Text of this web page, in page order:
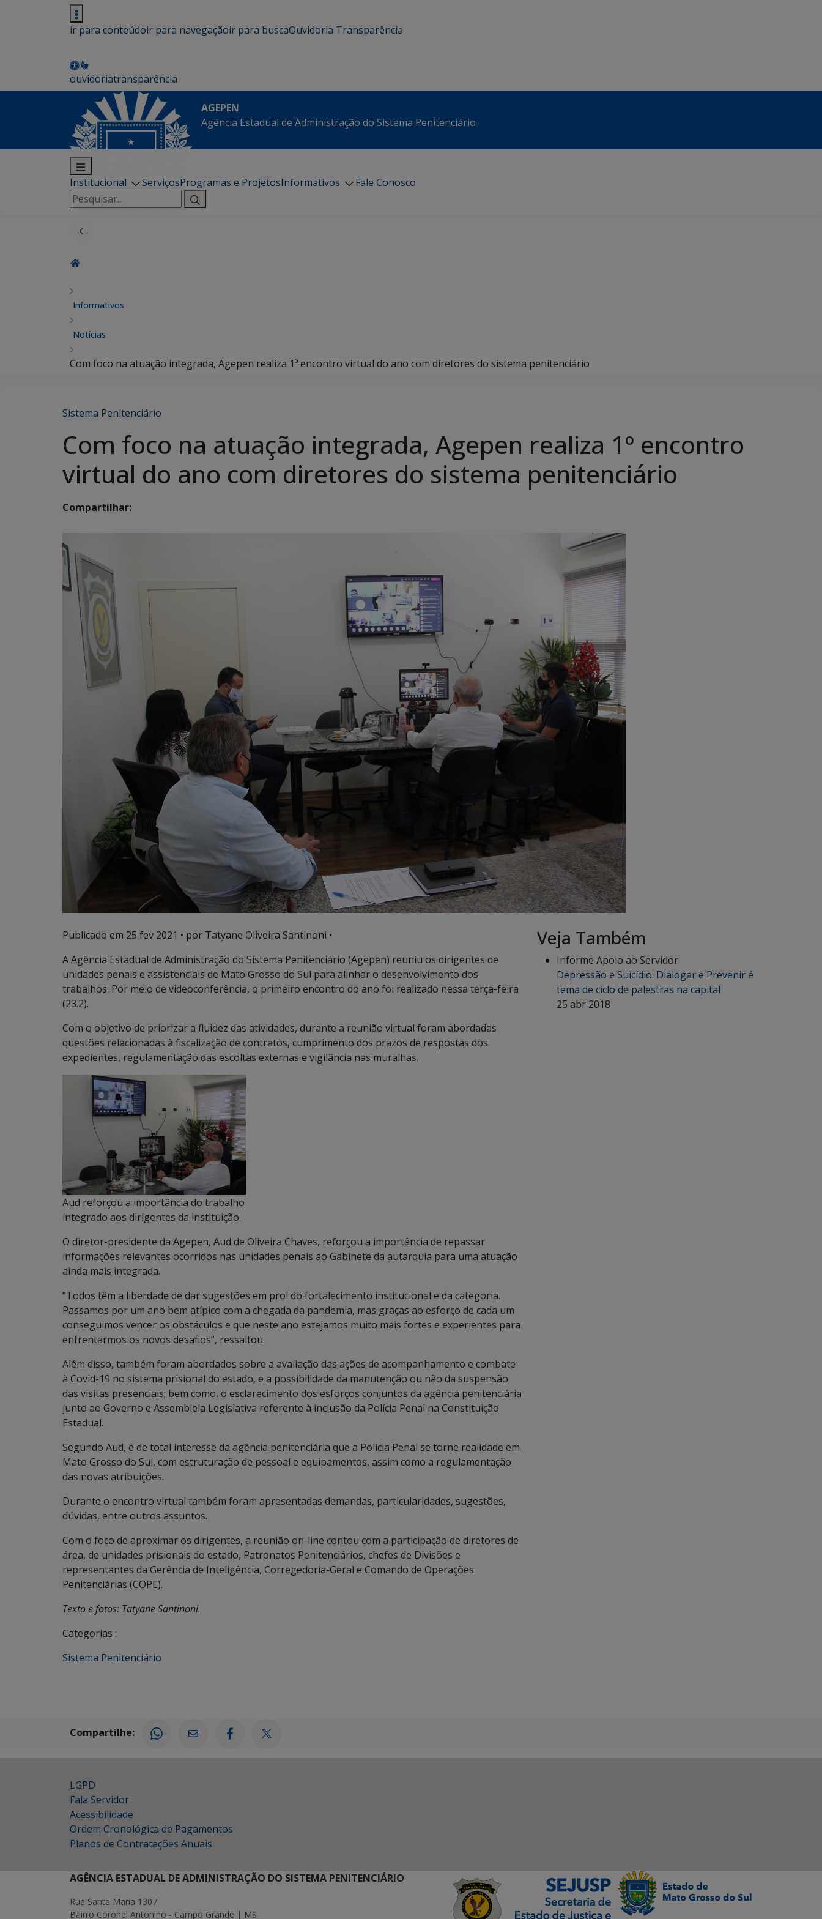
ir para conteúdoir para navegaçãoir para buscaOuvidoria Transparência
ouvidoriatransparência
AGEPEN
Agência Estadual de Administração do Sistema Penitenciário
Institucional ServiçosProgramas e ProjetosInformativos
Fale Conosco
Pesquisar
por:
Informativos
Notícias
Com foco na atuação integrada, Agepen realiza 1º encontro virtual do ano com diretores do sistema penitenciário
Sistema Penitenciário
Com foco na atuação integrada, Agepen realiza 1º encontro
virtual do ano com diretores do sistema penitenciário
Compartilhar:
Publicado em 25 fev 2021 • por Tatyane Oliveira Santinoni •
A Agência Estadual de Administração do Sistema Penitenciário (Agepen) reuniu os dirigentes de
unidades penais e assistenciais de Mato Grosso do Sul para alinhar o desenvolvimento dos
trabalhos. Por meio de videoconferência, o primeiro encontro do ano foi realizado nessa terça-feira
(23.2).
Com o objetivo de priorizar a fluidez das atividades, durante a reunião virtual foram abordadas
questões relacionadas à fiscalização de contratos, cumprimento dos prazos de respostas dos
expedientes, regulamentação das escoltas externas e vigilância nas muralhas.
Aud reforçou a importância do trabalho
integrado aos dirigentes da instituição.
O diretor-presidente da Agepen, Aud de Oliveira Chaves, reforçou a importância de repassar
informações relevantes ocorridos nas unidades penais ao Gabinete da autarquia para uma atuação
ainda mais integrada.
“Todos têm a liberdade de dar sugestões em prol do fortalecimento institucional e da categoria.
Passamos por um ano bem atípico com a chegada da pandemia, mas graças ao esforço de cada um
conseguimos vencer os obstáculos e que neste ano estejamos muito mais fortes e experientes para
enfrentarmos os novos desafios”, ressaltou.
Além disso, também foram abordados sobre a avaliação das ações de acompanhamento e combate
à Covid-19 no sistema prisional do estado, e a possibilidade da manutenção ou não da suspensão
das visitas presenciais; bem como, o esclarecimento dos esforços conjuntos da agência penitenciária
junto ao Governo e Assembleia Legislativa referente à inclusão da Polícia Penal na Constituição
Estadual.
Segundo Aud, é de total interesse da agência penitenciária que a Polícia Penal se torne realidade em
Mato Grosso do Sul, com estruturação de pessoal e equipamentos, assim como a regulamentação
das novas atribuições.
Durante o encontro virtual também foram apresentadas demandas, particularidades, sugestões,
dúvidas, entre outros assuntos.
Com o foco de aproximar os dirigentes, a reunião on-line contou com a participação de diretores de
área, de unidades prisionais do estado, Patronatos Penitenciários, chefes de Divisões e
representantes da Gerência de Inteligência, Corregedoria-Geral e Comando de Operações
Penitenciárias (COPE).
Texto e fotos: Tatyane Santinoni.
Categorias :
Sistema Penitenciário
Veja Também
Informe Apoio ao Servidor
Depressão e Suicídio: Dialogar e Prevenir é
tema de ciclo de palestras na capital
25 abr 2018
Compartilhe:
LGPD
Fala Servidor
Acessibilidade
Ordem Cronológica de Pagamentos
Planos de Contratações Anuais
AGÊNCIA ESTADUAL DE ADMINISTRAÇÃO DO SISTEMA PENITENCIÁRIO
Rua Santa Maria 1307
Bairro Coronel Antonino - Campo Grande | MS